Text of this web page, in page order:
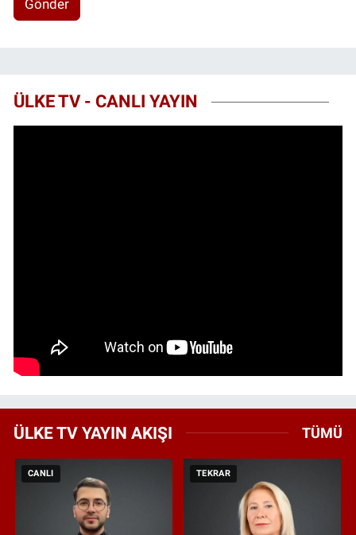
Gönder
ÜLKE TV - CANLI YAYIN
ÜLKE TV YAYIN AKIŞI TÜMÜ
CANLI TEKRAR